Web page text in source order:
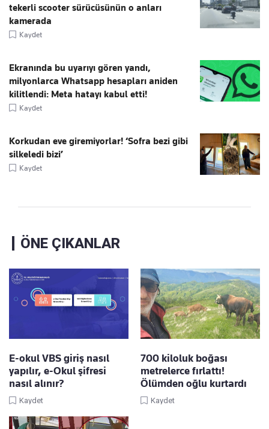
tekerli scooter sürücüsünün o anları
kamerada
Kaydet
Ekranında bu uyarıyı gören yandı,
milyonlarca Whatsapp hesapları aniden
kilitlendi: Meta hatayı kabul etti!
Kaydet
Korkudan eve giremiyorlar! ‘Sofra bezi gibi
silkeledi bizi’
Kaydet
ÖNE ÇIKANLAR
E-okul VBS giriş nasıl
yapılır, e-Okul şifresi
nasıl alınır?
Kaydet
700 kiloluk boğası
metrelerce fırlattı!
Ölümden oğlu kurtardı
Kaydet